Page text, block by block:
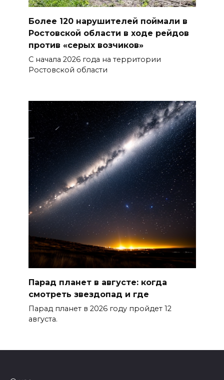
Более 120 нарушителей поймали в
Ростовской области в ходе рейдов
против «серых возчиков»
С начала 2026 года на территории
Ростовской области
Парад планет в августе: когда
смотреть звездопад и где
Парад планет в 2026 году пройдет 12
августа.